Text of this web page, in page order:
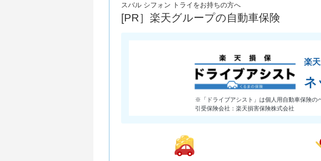
スバル シフォン トライをお持ちの方へ
[PR］楽天グループの自動車保険
楽
ネ
※「ドライブアシスト」は個人用自動車保険の
引受保険会社：楽天損害保険株式会社